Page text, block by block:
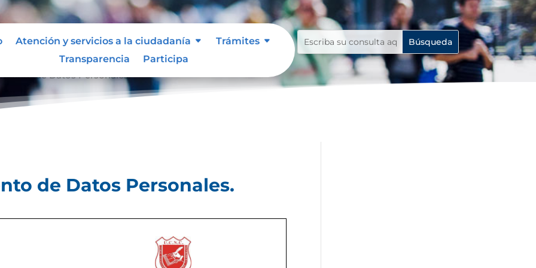
Atención y servicios a la ciudadanía
Trámites
Transparencia
Participa
de Datos Personales.
de Datos Personales.